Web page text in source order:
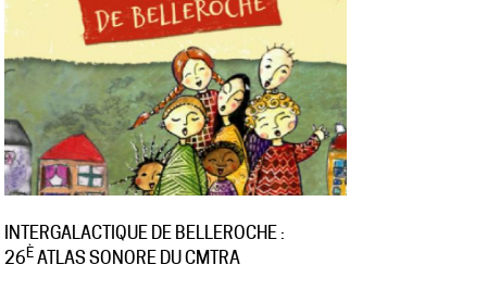
INTERGALACTIQUE DE BELLEROCHE :
26ÈATLAS SONORE DU CMTRA